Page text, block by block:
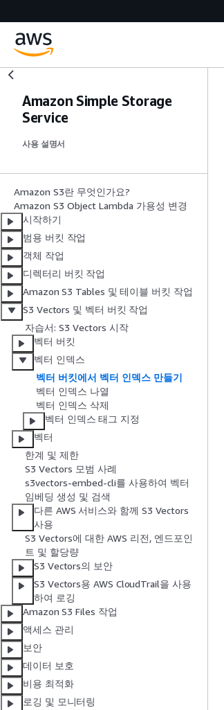
Amazon Simple Storage
Service
사용 설명서
Amazon S3란 무엇인가요?
Amazon S3 Object Lambda 가용성 변경
시작하기
범용 버킷 작업
객체 작업
디렉터리 버킷 작업
Amazon S3 Tables 및 테이블 버킷 작업
S3 Vectors 및 벡터 버킷 작업
자습서: S3 Vectors 시작
벡터 버킷
벡터 인덱스
벡터 버킷에서 벡터 인덱스 만들기
벡터 인덱스 나열
벡터 인덱스 삭제
벡터 인덱스 태그 지정
벡터
한계 및 제한
S3 Vectors 모범 사례
s3vectors-embed-cli를 사용하여 벡터
임베딩 생성 및 검색
다른 AWS 서비스와 함께 S3 Vectors
사용
S3 Vectors에 대한 AWS 리전, 엔드포인
트 및 할당량
S3 Vectors의 보안
S3 Vectors용 AWS CloudTrail을 사용
하여 로깅
Amazon S3 Files 작업
액세스 관리
보안
데이터 보호
비용 최적화
로깅 및 모니터링